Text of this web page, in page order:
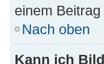
einem
Nach oben
Kann ich